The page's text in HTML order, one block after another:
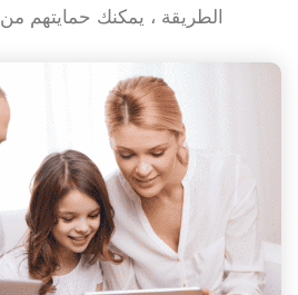
الطريقة ، يمكنك حمايتهم